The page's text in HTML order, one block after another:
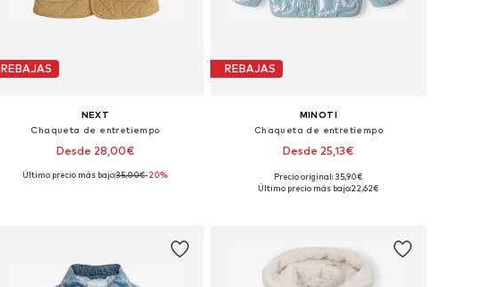
REBAJAS
NEXT
Chaqueta de entretiempo
Desde 28,00€
Tallas disponibles: 62, 68, 74, 80, 86
Último precio más bajo:35,00€-20%
REBAJAS
MINOTI
Chaqueta de entretiempo
Desde 25,13€
Disponible en muchas tallas
Precio original: 35,90€
Último precio más bajo:22,62€